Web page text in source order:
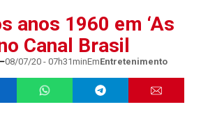
anos 1960 em ‘As
Canal Brasil
08/07/20 - 07h31minEmEntretenimento